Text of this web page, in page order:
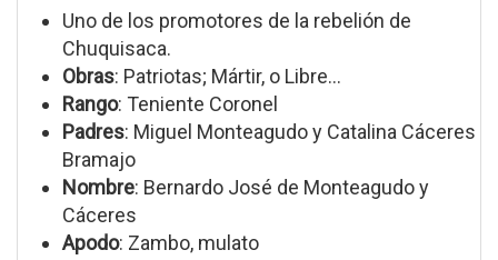
Uno de los promotores de la rebelión de
Chuquisaca.
Obras: Patriotas; Mártir, o Libre...
Rango: Teniente Coronel
Padres: Miguel Monteagudo y Catalina Cáceres
Bramajo
Nombre: Bernardo José de Monteagudo y
Cáceres
Apodo: Zambo, mulato